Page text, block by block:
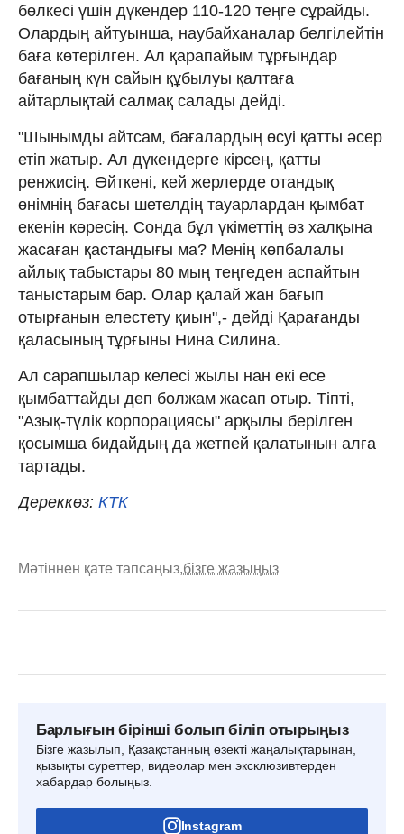
бөлкесі үшін дүкендер 110-120 теңге сұрайды.
Олардың айтуынша, наубайханалар белгілейтін
баға көтерілген. Ал қарапайым тұрғындар
бағаның күн сайын құбылуы қалтаға
айтарлықтай салмақ салады дейді.
"Шынымды айтсам, бағалардың өсуі қатты әсер
етіп жатыр. Ал дүкендерге кірсең, қатты
ренжисің. Өйткені, кей жерлерде отандық
өнімнің бағасы шетелдің тауарлардан қымбат
екенін көресің. Сонда бұл үкіметтің өз халқына
жасаған қастандығы ма? Менің көпбалалы
айлық табыстары 80 мың теңгеден аспайтын
таныстарым бар. Олар қалай жан бағып
отырғанын елестету қиын",- дейді Қарағанды
қаласының тұрғыны Нина Силина.
Ал сарапшылар келесі жылы нан екі есе
қымбаттайды деп болжам жасап отыр. Тіпті,
"Азық-түлік корпорациясы" арқылы берілген
қосымша бидайдың да жетпей қалатынын алға
тартады.
Дереккөз: КТК
Мәтіннен қате тапсаңыз,бізге жазыңыз
Барлығын бірінші болып біліп отырыңыз
Бізге жазылып, Қазақстанның өзекті жаңалықтарынан,
қызықты суреттер, видеолар мен эксклюзивтерден
хабардар болыңыз.
Instagram